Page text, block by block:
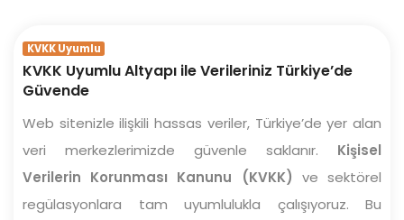
KVKK Uyumlu
KVKK Uyumlu Altyapı ile Verileriniz Türkiye’de
Güvende
Web sitenizle ilişkili hassas veriler, Türkiye’de yer alan
veri merkezlerimizde güvenle saklanır. Kişisel
Verilerin Korunması Kanunu (KVKK) ve sektörel
regülasyonlara tam uyumlulukla çalışıyoruz. Bu